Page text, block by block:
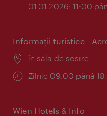
01.01.2026: 11:00
Informaţii turistice -
Locul:
în sala de sosire
Program:
Zilnic 09:00 până
Wien Hotels & Info